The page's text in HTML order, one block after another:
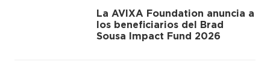
La AVIXA Foundation anuncia a
los beneficiarios del Brad
Sousa Impact Fund 2026